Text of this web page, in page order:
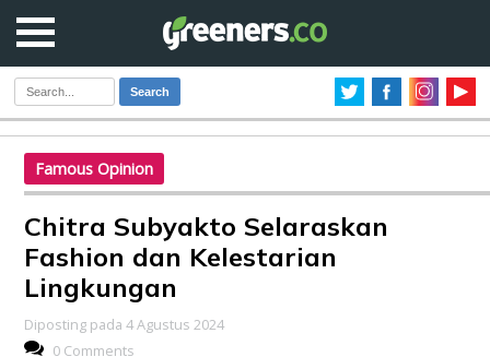
Search
Famous Opinion
Chitra Subyakto Selaraskan
Fashion dan Kelestarian
Lingkungan
Diposting pada 4 Agustus 2024
0 Comments